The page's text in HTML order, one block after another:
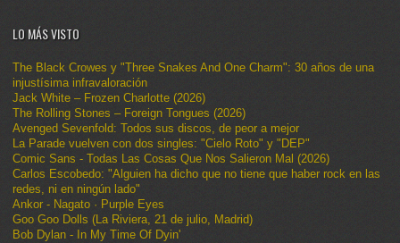
LO MÁS VISTO
The Black Crowes y "Three Snakes And One Charm": 30 años de una
injustísima infravaloración
Jack White – Frozen Charlotte (2026)
The Rolling Stones – Foreign Tongues (2026)
Avenged Sevenfold: Todos sus discos, de peor a mejor
La Parade vuelven con dos singles: "Cielo Roto" y "DEP"
Comic Sans - Todas Las Cosas Que Nos Salieron Mal (2026)
Carlos Escobedo: "Alguien ha dicho que no tiene que haber rock en las
redes, ni en ningún lado"
Ankor - Nagato · Purple Eyes
Goo Goo Dolls (La Riviera, 21 de julio, Madrid)
Bob Dylan - In My Time Of Dyin'